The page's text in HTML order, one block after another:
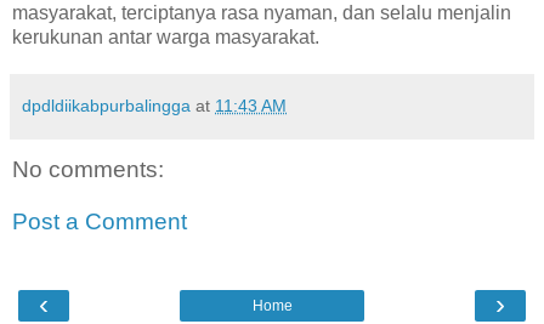
masyarakat, terciptanya rasa nyaman, dan selalu menjalin
kerukunan antar warga masyarakat.
dpdldiikabpurbalingga at 11:43 AM
No comments:
Post a Comment
‹ ›
Home